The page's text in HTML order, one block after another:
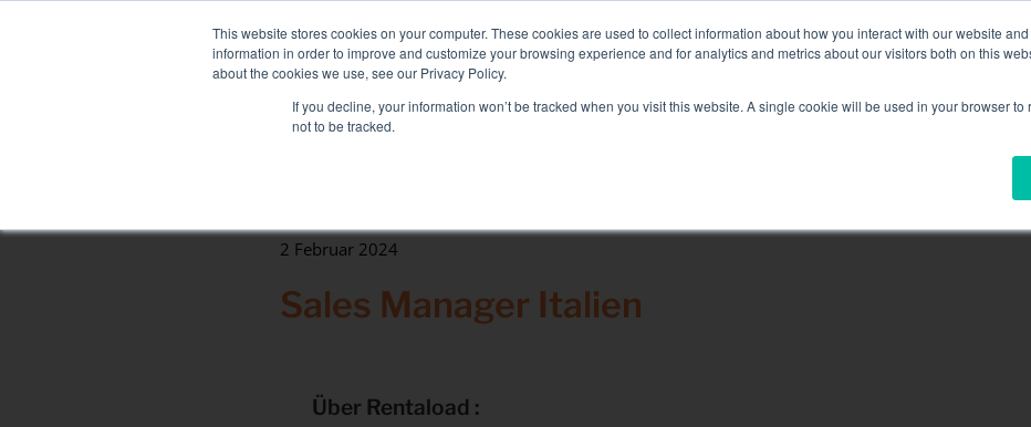
This website stores cookies on your computer. These cookies are used to collect information about how you interact with our website
information in order to improve and customize your browsing experience and for analytics and metrics about our visitors both on this
about the cookies we use, see our Privacy Policy.
If you decline, your information won’t be tracked when you visit this website. A single cookie will be used in your browser
not to be tracked.
NEUE FLOTTE: MIXY 200: Liquid+Air Smart Load Bank für Direct Liquid Cooled Lösungen, weitere
Rechenzentrum
Gesundheit & Krankenhäuser
2 Februar 2024
Sales Manager Italien
Über Rentaload :